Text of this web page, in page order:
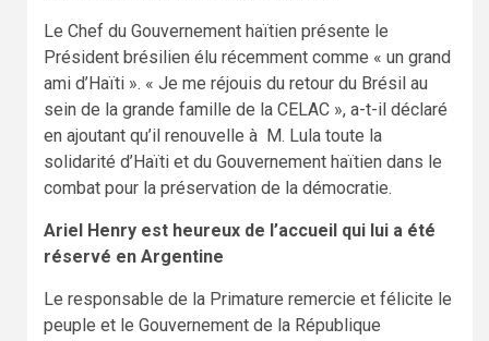
Le Chef du Gouvernement haïtien présente le
Président brésilien élu récemment comme « un grand
ami d’Haïti ». « Je me réjouis du retour du Brésil au
sein de la grande famille de la CELAC », a-t-il déclaré
en ajoutant qu’il renouvelle à M. Lula toute la
solidarité d’Haïti et du Gouvernement haïtien dans le
combat pour la préservation de la démocratie.
Ariel Henry est heureux de l’accueil qui lui a été
réservé en Argentine
Le responsable de la Primature remercie et félicite le
peuple et le Gouvernement de la République